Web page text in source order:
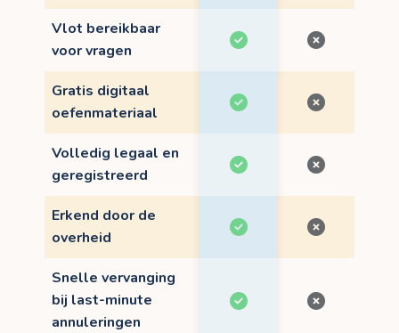
Vlot bereikbaar
voor vragen
Gratis digitaal
oefenmateriaal
Volledig legaal en
geregistreerd
Erkend door de
overheid
Snelle vervanging
bij last-minute
annuleringen